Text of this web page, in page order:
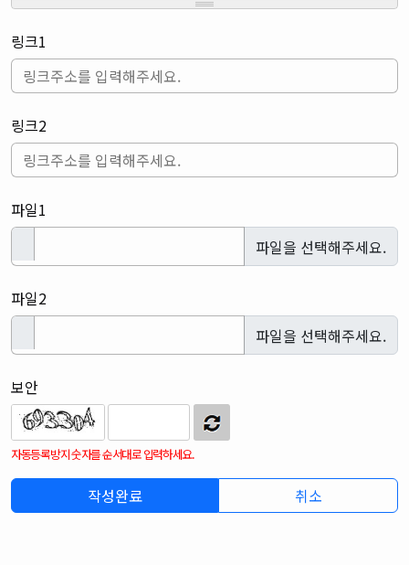
링크1
링크2
파일1
파일을 선택해주세요.
파일2
파일을 선택해주세요.
보안
자동등록방지 숫자를 순서대로 입력하세요.
취소